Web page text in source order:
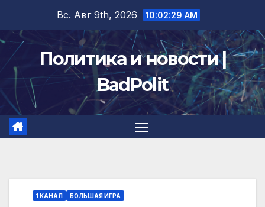
содержимому
Вс. Авг 9th, 2026 10:02:29 AM
Политика и новости |
BadPolit
1 КАНАЛ БОЛЬШАЯ ИГРА